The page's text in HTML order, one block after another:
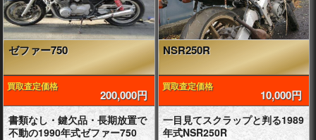
ゼファー750
買取査定価格
200,000円
書類なし・鍵欠品・長期放置で
不動の1990年式ゼファー750
NSR250R
買取査定価格
10,000円
一目見てスクラップと判る1989
年式NSR250R